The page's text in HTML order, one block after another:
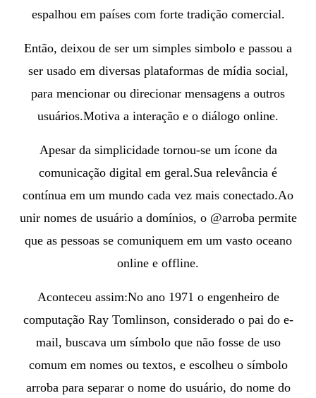
espalhou em países com forte tradição comercial.
Então, deixou de ser um simples simbolo e passou a
ser usado em diversas plataformas de mídia social,
para mencionar ou direcionar mensagens a outros
usuários.Motiva a interação e o diálogo online.
Apesar da simplicidade tornou-se um ícone da
comunicação digital em geral.Sua relevância é
contínua em um mundo cada vez mais conectado.Ao
unir nomes de usuário a domínios, o @arroba permite
que as pessoas se comuniquem em um vasto oceano
online e offline.
Aconteceu assim:No ano 1971 o engenheiro de
computação Ray Tomlinson, considerado o pai do e-
mail, buscava um símbolo que não fosse de uso
comum em nomes ou textos, e escolheu o símbolo
arroba para separar o nome do usuário, do nome do